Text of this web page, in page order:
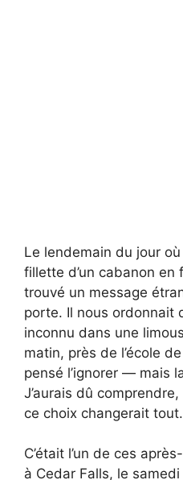
Le lendemain du jour
fillette d’un cabanon en
trouvé un message
porte. Il nous ordonnait
inconnu dans une
matin, près de l’école
pensé l’ignorer — mais
J’aurais dû
ce choix changerait tout.
C’était l’un de ces
à Cedar Falls, le